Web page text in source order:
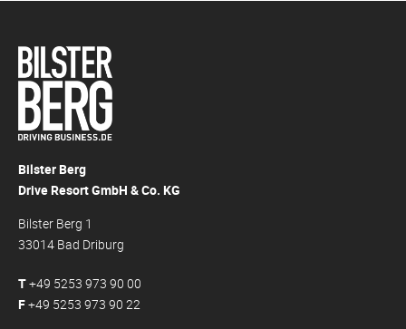
Bilster Berg
Drive Resort GmbH & Co. KG
Bilster Berg 1
33014 Bad Driburg
T+49 5253 973 90 00
F+49 5253 973 90 22